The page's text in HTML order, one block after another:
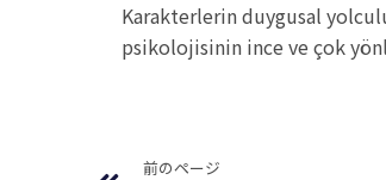
Karakterlerin duygusal
psikolojisinin ince ve çok
前のページ